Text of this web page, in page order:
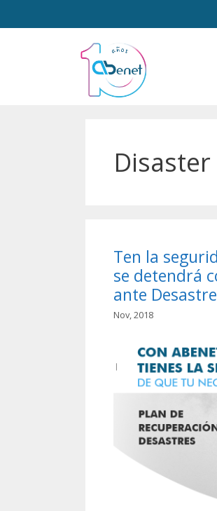
Disaster
Ten la
se detendrá
ante
Nov, 2018